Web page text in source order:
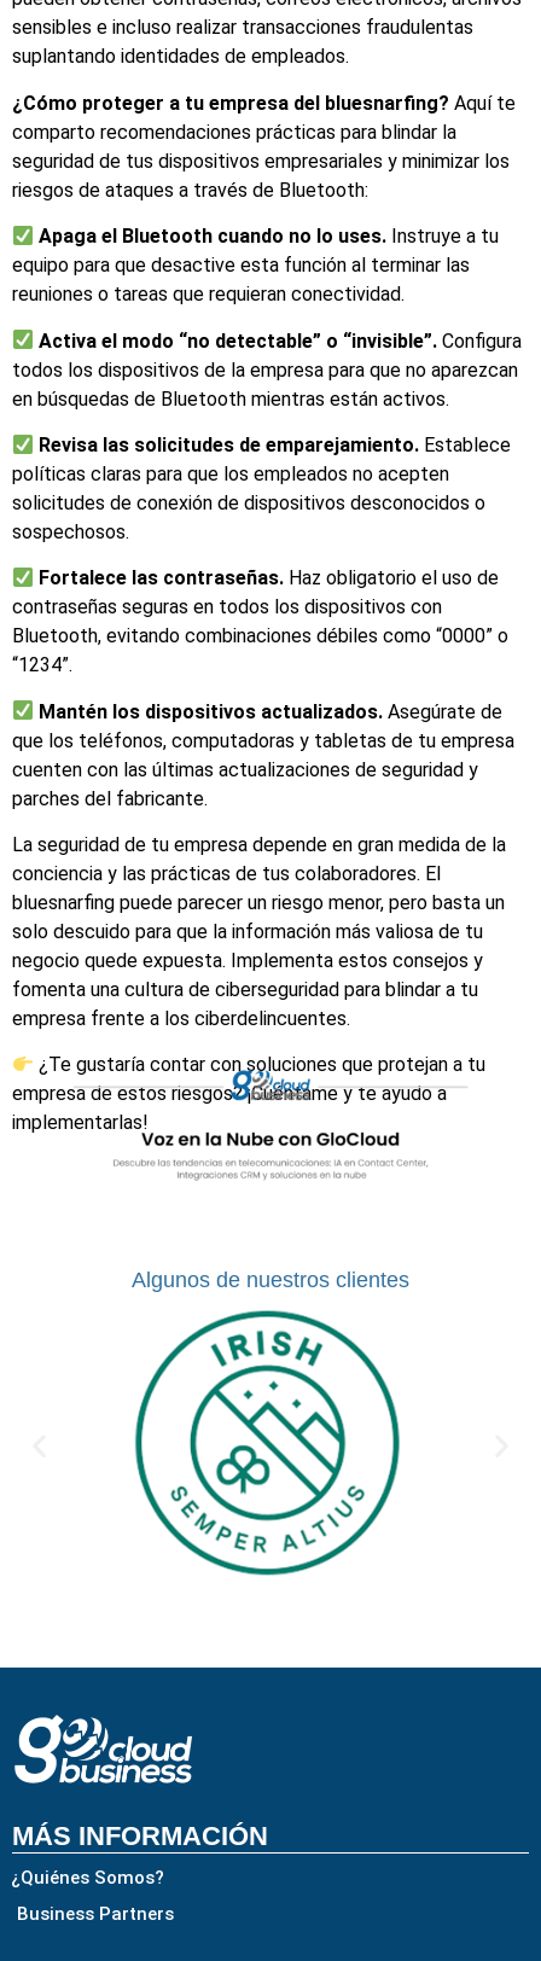
sensibles e incluso realizar transacciones fraudulentas
suplantando identidades de empleados.
¿Cómo proteger a tu empresa del bluesnarfing? Aquí te
comparto recomendaciones prácticas para blindar la
seguridad de tus dispositivos empresariales y minimizar los
riesgos de ataques a través de Bluetooth:
Apaga el Bluetooth cuando no lo uses. Instruye a tu
equipo para que desactive esta función al terminar las
reuniones o tareas que requieran conectividad.
Activa el modo “no detectable” o “invisible”. Configura
todos los dispositivos de la empresa para que no aparezcan
en búsquedas de Bluetooth mientras están activos.
Revisa las solicitudes de emparejamiento. Establece
políticas claras para que los empleados no acepten
solicitudes de conexión de dispositivos desconocidos o
sospechosos.
Fortalece las contraseñas. Haz obligatorio el uso de
contraseñas seguras en todos los dispositivos con
Bluetooth, evitando combinaciones débiles como “0000” o
“1234”.
Mantén los dispositivos actualizados. Asegúrate de
que los teléfonos, computadoras y tabletas de tu empresa
cuenten con las últimas actualizaciones de seguridad y
parches del fabricante.
La seguridad de tu empresa depende en gran medida de la
conciencia y las prácticas de tus colaboradores. El
bluesnarfing puede parecer un riesgo menor, pero basta un
solo descuido para que la información más valiosa de tu
negocio quede expuesta. Implementa estos consejos y
fomenta una cultura de ciberseguridad para blindar a tu
empresa frente a los ciberdelincuentes.
¿Te gustaría contar con soluciones que protejan a tu
empresa de estos riesgos? ¡Cuéntame y te ayudo a
implementarlas!
Algunos de nuestros clientes
MÁS INFORMACIÓN
¿Quiénes Somos?
Business Partners